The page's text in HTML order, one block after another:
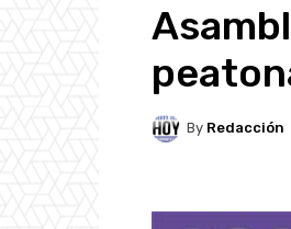
By Redacción